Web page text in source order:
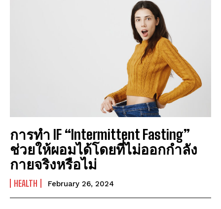
การทำ IF “Intermittent Fasting”
ช่วยให้ผอมได้โดยที่ไม่ออกกำลัง
กายจริงหรือไม่
HEALTH February 26, 2024